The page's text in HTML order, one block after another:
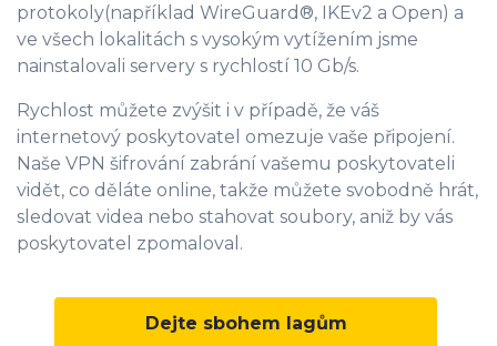
protokoly(například WireGuard®, IKEv2 a Open) a
ve všech lokalitách s vysokým vytížením jsme
nainstalovali servery s rychlostí 10 Gb/s.
Rychlost můžete zvýšit i v případě, že váš
internetový poskytovatel omezuje vaše připojení.
Naše VPN šifrování zabrání vašemu poskytovateli
vidět, co děláte online, takže můžete svobodně hrát,
sledovat videa nebo stahovat soubory, aniž by vás
poskytovatel zpomaloval.
Dejte sbohem lagům